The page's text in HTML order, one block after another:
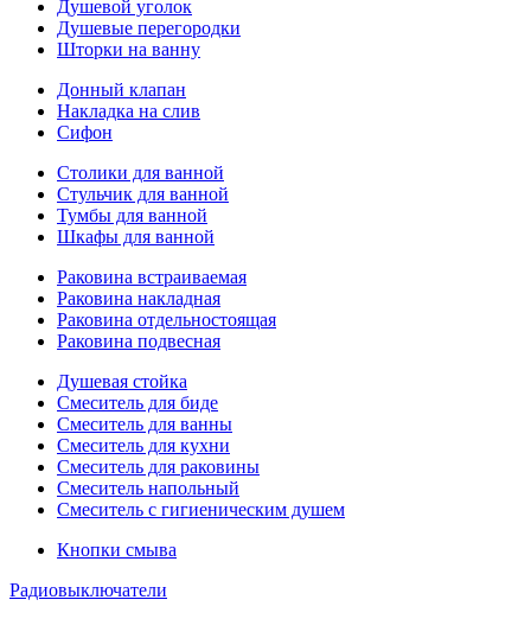
Душевой уголок
Душевые перегородки
Шторки на ванну
Донный клапан
Накладка на слив
Сифон
Столики для ванной
Стульчик для ванной
Тумбы для ванной
Шкафы для ванной
Раковина встраиваемая
Раковина накладная
Раковина отдельностоящая
Раковина подвесная
Душевая стойка
Смеситель для биде
Смеситель для ванны
Смеситель для кухни
Смеситель для раковины
Смеситель напольный
Смеситель с гигиеническим душем
Кнопки смыва
Радиовыключатели